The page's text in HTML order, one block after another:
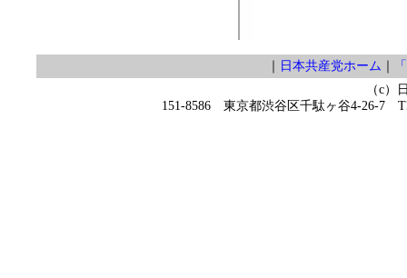
｜ 日本共産党ホーム ｜
（c）
151-8586 東京都渋谷区千駄ヶ谷4-26-7